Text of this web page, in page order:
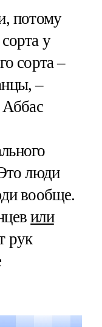
потому
у
сорта –
–
Аббас
люди
вообще.
или
рук